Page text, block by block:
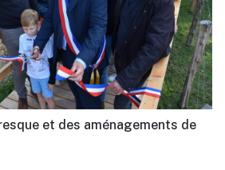
et des aménagements de